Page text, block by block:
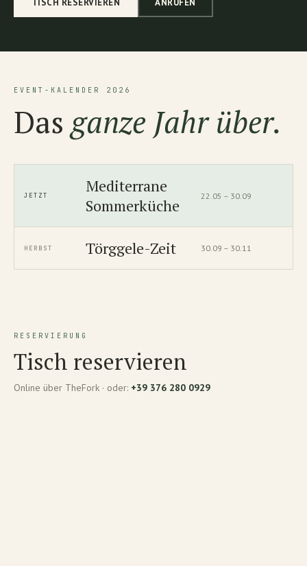
EVENT-KALENDER 2026
Dasganze Jahr über.
JETZT
Mediterrane
Sommerküche
22.05 – 30.09
HERBST Törggele-Zeit 30.09 – 30.11
RESERVIERUNG
Tisch reservieren
Online über TheFork · oder: +39 376 280 0929